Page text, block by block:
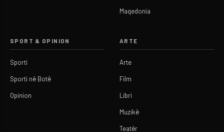
Maqedonia
SPORT & OPINION
Sporti
Sporti në Botë
Opinion
ARTE
Arte
Film
Libri
Muzikë
Teatër